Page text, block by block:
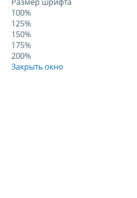
Размер шрифта
100%
125%
150%
175%
200%
Закрыть окно